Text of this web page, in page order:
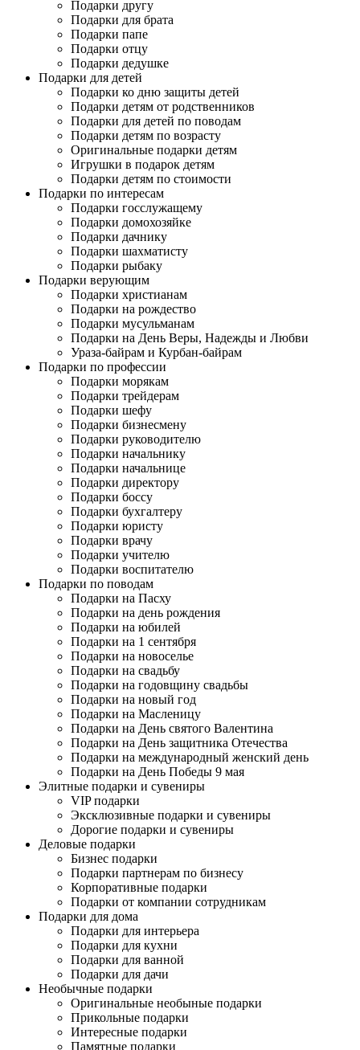
Подарки другу
Подарки для брата
Подарки папе
Подарки отцу
Подарки дедушке
Подарки для детей
Подарки ко дню защиты детей
Подарки детям от родственников
Подарки для детей по поводам
Подарки детям по возрасту
Оригинальные подарки детям
Игрушки в подарок детям
Подарки детям по стоимости
Подарки по интересам
Подарки госслужащему
Подарки домохозяйке
Подарки дачнику
Подарки шахматисту
Подарки рыбаку
Подарки верующим
Подарки христианам
Подарки на рождество
Подарки мусульманам
Подарки на День Веры, Надежды и Любви
Ураза-байрам и Курбан-байрам
Подарки по профессии
Подарки морякам
Подарки трейдерам
Подарки шефу
Подарки бизнесмену
Подарки руководителю
Подарки начальнику
Подарки начальнице
Подарки директору
Подарки боссу
Подарки бухгалтеру
Подарки юристу
Подарки врачу
Подарки учителю
Подарки воспитателю
Подарки по поводам
Подарки на Пасху
Подарки на день рождения
Подарки на юбилей
Подарки на 1 сентября
Подарки на новоселье
Подарки на свадьбу
Подарки на годовщину свадьбы
Подарки на новый год
Подарки на Масленицу
Подарки на День святого Валентина
Подарки на День защитника Отечества
Подарки на международный женский день
Подарки на День Победы 9 мая
Элитные подарки и сувениры
VIP подарки
Эксклюзивные подарки и сувениры
Дорогие подарки и сувениры
Деловые подарки
Бизнес подарки
Подарки партнерам по бизнесу
Корпоративные подарки
Подарки от компании сотрудникам
Подарки для дома
Подарки для интерьера
Подарки для кухни
Подарки для ванной
Подарки для дачи
Необычные подарки
Оригинальные необыные подарки
Прикольные подарки
Интересные подарки
Памятные подарки